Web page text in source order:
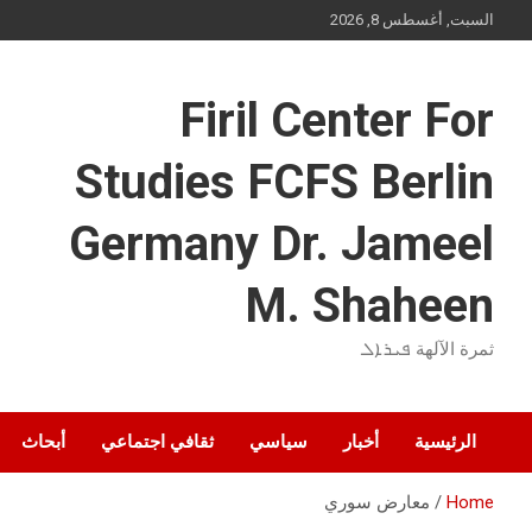
to
السبت, أغسطس 8, 2026
Firil Center For
Studies FCFS Berlin
Germany Dr. Jameel
M. Shaheen
ثمرة الآلهة ܦܝܪܐܠ
الرئيسية أخبار سياسي ثقافي اجتماعي أبحاث
Home معارض سوري